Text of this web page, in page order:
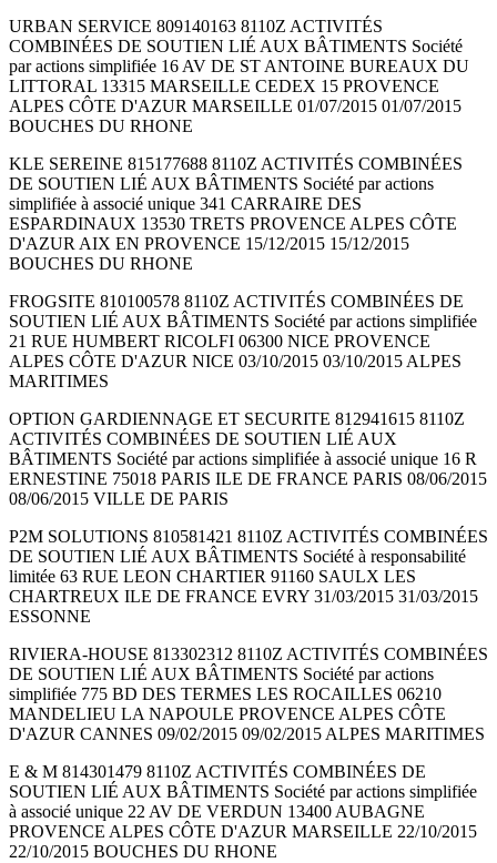
URBAN SERVICE 809140163 8110Z ACTIVITÉS
COMBINÉES DE SOUTIEN LIÉ AUX BÂTIMENTS Société
par actions simplifiée 16 AV DE ST ANTOINE BUREAUX DU
LITTORAL 13315 MARSEILLE CEDEX 15 PROVENCE
ALPES CÔTE D'AZUR MARSEILLE 01/07/2015 01/07/2015
BOUCHES DU RHONE
KLE SEREINE 815177688 8110Z ACTIVITÉS COMBINÉES
DE SOUTIEN LIÉ AUX BÂTIMENTS Société par actions
simplifiée à associé unique 341 CARRAIRE DES
ESPARDINAUX 13530 TRETS PROVENCE ALPES CÔTE
D'AZUR AIX EN PROVENCE 15/12/2015 15/12/2015
BOUCHES DU RHONE
FROGSITE 810100578 8110Z ACTIVITÉS COMBINÉES DE
SOUTIEN LIÉ AUX BÂTIMENTS Société par actions simplifiée
21 RUE HUMBERT RICOLFI 06300 NICE PROVENCE
ALPES CÔTE D'AZUR NICE 03/10/2015 03/10/2015 ALPES
MARITIMES
OPTION GARDIENNAGE ET SECURITE 812941615 8110Z
ACTIVITÉS COMBINÉES DE SOUTIEN LIÉ AUX
BÂTIMENTS Société par actions simplifiée à associé unique 16 R
ERNESTINE 75018 PARIS ILE DE FRANCE PARIS 08/06/2015
08/06/2015 VILLE DE PARIS
P2M SOLUTIONS 810581421 8110Z ACTIVITÉS COMBINÉES
DE SOUTIEN LIÉ AUX BÂTIMENTS Société à responsabilité
limitée 63 RUE LEON CHARTIER 91160 SAULX LES
CHARTREUX ILE DE FRANCE EVRY 31/03/2015 31/03/2015
ESSONNE
RIVIERA-HOUSE 813302312 8110Z ACTIVITÉS COMBINÉES
DE SOUTIEN LIÉ AUX BÂTIMENTS Société par actions
simplifiée 775 BD DES TERMES LES ROCAILLES 06210
MANDELIEU LA NAPOULE PROVENCE ALPES CÔTE
D'AZUR CANNES 09/02/2015 09/02/2015 ALPES MARITIMES
E & M 814301479 8110Z ACTIVITÉS COMBINÉES DE
SOUTIEN LIÉ AUX BÂTIMENTS Société par actions simplifiée
à associé unique 22 AV DE VERDUN 13400 AUBAGNE
PROVENCE ALPES CÔTE D'AZUR MARSEILLE 22/10/2015
22/10/2015 BOUCHES DU RHONE